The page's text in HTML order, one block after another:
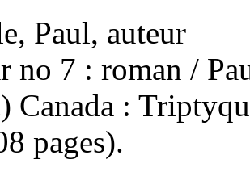
Paul, auteur
no 7 : roman /
Canada :
pages).